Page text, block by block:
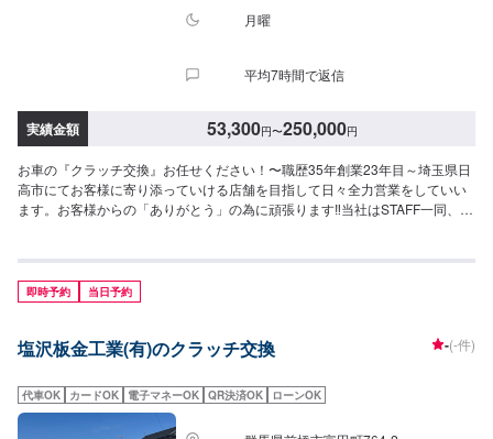
月曜
平均7時間で返信
実績金額 53,300円〜250,000円
お車の『クラッチ交換』お任せください！〜職歴35年創業23年目～埼玉県日
高市にてお客様に寄り添っていける店舗を目指して日々全力営業をしていい
ます。お客様からの「ありがとう」の為に頑張ります‼当社はSTAFF一同、お
客様は車種情報・車検証・パーツの詳細をオファー送信時にお送りくださ
い。【1】オファーにてお問い合わせ【2】ご入庫・お見積り【3】お見積り
にご納得いただければ作業開始【4】仕上がり次第納車<代車について>自費
ル貸出も行っております。お気軽にご相談下さい。※代車の燃料代はお客様に
9:00~18:00
即時予約 当日予約
塩沢板金工業(有)のクラッチ交換 -(-件)
代車OK カードOK 電子マネーOK QR決済OK ローンOK